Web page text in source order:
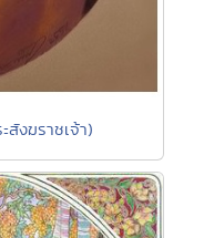
งฆราชเจ้า)